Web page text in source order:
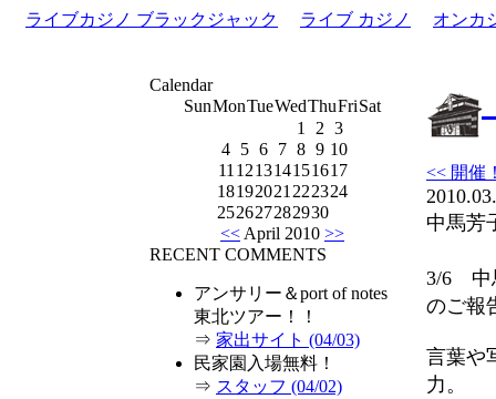
ライブカジノ ブラックジャック ライブ カジノ オンカ
Calendar
SunMonTueWedThuFriSat
1
2 3
4 5 6 7 8 9 10
11 121314151617
18192021 222324
252627282930
<< April 2010 >>
RECENT COMMENTS
アンサリー＆port of notes
東北ツアー！！
⇒ 家出サイト (04/03)
民家園入場無料！
⇒ スタッフ (04/02)
<< 開催
中馬
3/6 中
のご報
言葉や
力。